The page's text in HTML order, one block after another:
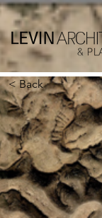
< Back